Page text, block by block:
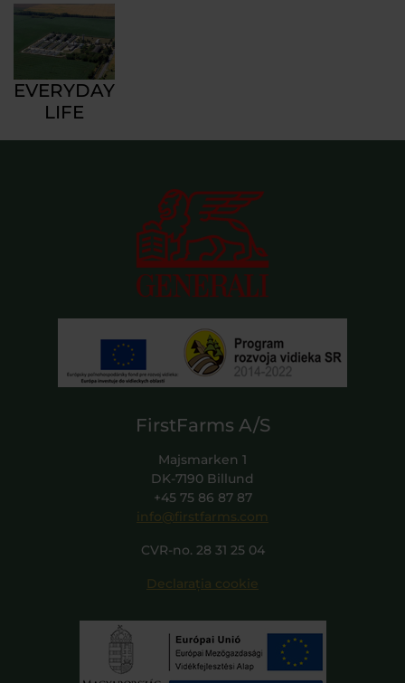
EVERYDAY
LIFE
FirstFarms A/S
Majsmarken 1
DK-7190 Billund
+45 75 86 87 87
info@firstfarms.com
CVR-no. 28 31 25 04
Declarația cookie